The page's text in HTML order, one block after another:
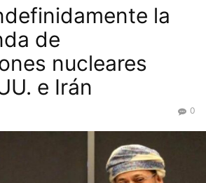
la
de
nucleares
e Irán
0